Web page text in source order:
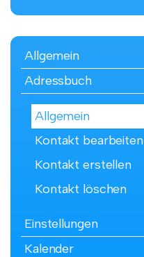
Allgemein
Adressbuch
Allgemein
Kontakt bearbeiten
Kontakt erstellen
Kontakt löschen
Einstellungen
Kalender